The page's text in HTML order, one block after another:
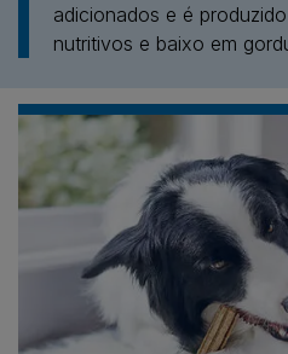
adicionados e é
nutritivos e baixo em